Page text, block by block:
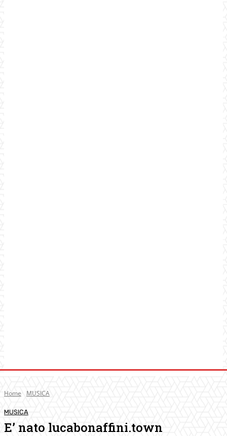
Home MUSICA
MUSICA
E’ nato lucabonaffini.town